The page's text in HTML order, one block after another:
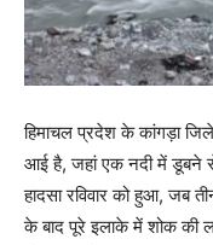
हिमाचल प्रदेश के कांगड़ा
आई है, जहां एक नदी में डूबने
हादसा रविवार को हुआ, जब
के बाद पूरे इलाके में शोक की